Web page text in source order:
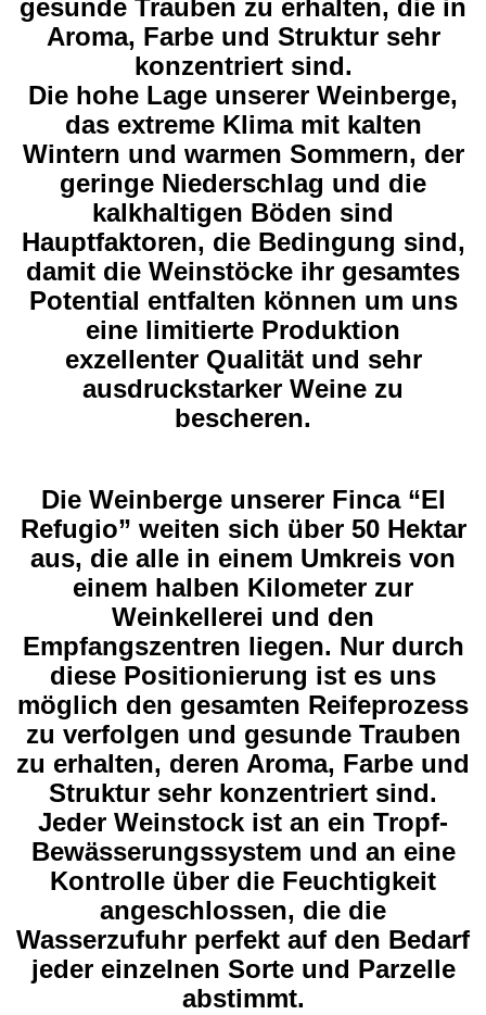
gesunde Trauben zu erhalten, die in
Aroma, Farbe und Struktur sehr
konzentriert sind.
Die hohe Lage unserer Weinberge,
das extreme Klima mit kalten
Wintern und warmen Sommern, der
geringe Niederschlag und die
kalkhaltigen Böden sind
Hauptfaktoren, die Bedingung sind,
damit die Weinstöcke ihr gesamtes
Potential entfalten können um uns
eine limitierte Produktion
exzellenter Qualität und sehr
ausdruckstarker Weine zu
bescheren.
Die Weinberge unserer Finca “El
Refugio” weiten sich über 50 Hektar
aus, die alle in einem Umkreis von
einem halben Kilometer zur
Weinkellerei und den
Empfangszentren liegen. Nur durch
diese Positionierung ist es uns
möglich den gesamten Reifeprozess
zu verfolgen und gesunde Trauben
zu erhalten, deren Aroma, Farbe und
Struktur sehr konzentriert sind.
Jeder Weinstock ist an ein Tropf-
Bewässerungssystem und an eine
Kontrolle über die Feuchtigkeit
angeschlossen, die die
Wasserzufuhr perfekt auf den Bedarf
jeder einzelnen Sorte und Parzelle
abstimmt.